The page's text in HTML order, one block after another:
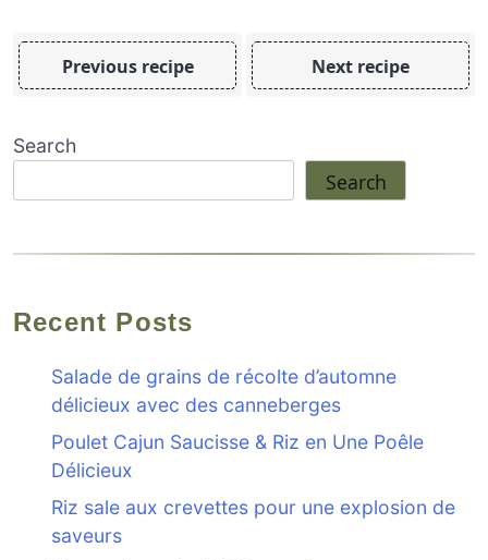
Previous recipe Next recipe
Search
Search
Recent Posts
Salade de grains de récolte d’automne
délicieux avec des canneberges
Poulet Cajun Saucisse & Riz en Une Poêle
Délicieux
Riz sale aux crevettes pour une explosion de
saveurs